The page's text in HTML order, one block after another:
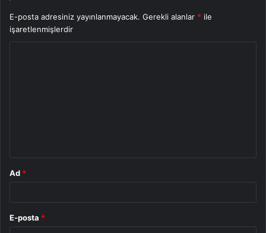
E-posta adresiniz yayınlanmayacak. Gerekli alanlar * ile
işaretlenmişlerdir
Ad *
E-posta *